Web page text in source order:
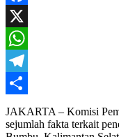
Mail
Facebook
X
WhatsApp
Telegram
Share
JAKARTA – Komisi
sejumlah fakta terkait